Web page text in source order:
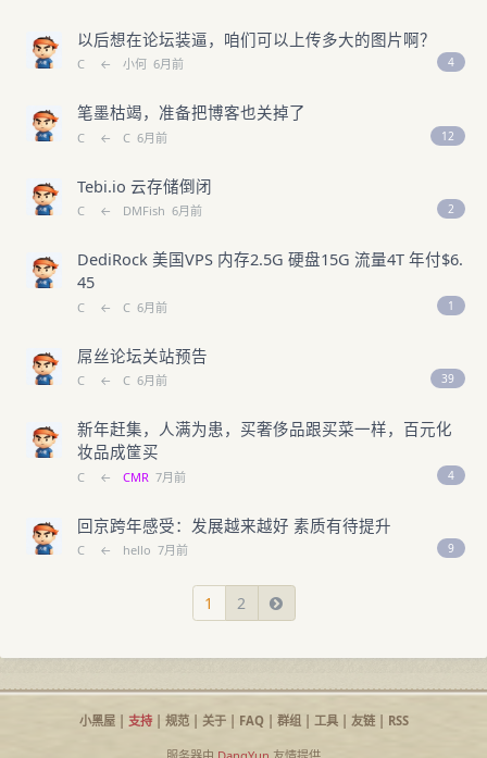
以后想在论坛装逼，咱们可以上传多大的图片啊？
C ← 小何 6月前 4
笔墨枯竭，准备把博客也关掉了
C ← C 6月前 12
Tebi.io 云存储倒闭
C ← DMFish 6月前 2
DediRock 美国VPS 内存2.5G 硬盘15G 流量4T 年付$6.
45
C ← C 6月前 1
屌丝论坛关站预告
C ← C 6月前 39
新年赶集，人满为患，买奢侈品跟买菜一样，百元化
妆品成筐买
C ← CMR 7月前 4
回京跨年感受：发展越来越好 素质有待提升
C ← hello 7月前 9
1 2
小黑屋| 支持| 规范| 关于| FAQ| 群组| 工具| 友链| RSS